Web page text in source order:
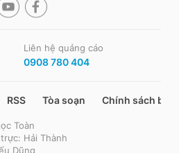
Liên hệ quảng cáo
0908 780 404
RSS Tòa soạn Chính sách bảo
Toàn
Hải Thành
Dũng